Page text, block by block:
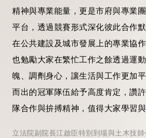
精神與專業能量，更是市府與專業
平台，透過競賽形式深化彼此合作
在公共建設及城市發展上的專業協
也勉勵大家在繁忙工作之餘透過運
魄、調劑身心，讓生活與工作更加
而出的冠軍隊伍給予高度肯定，讚
隊合作與拚搏精神，值得大家學習與
立法院副院長江啟臣特別到場與土木技